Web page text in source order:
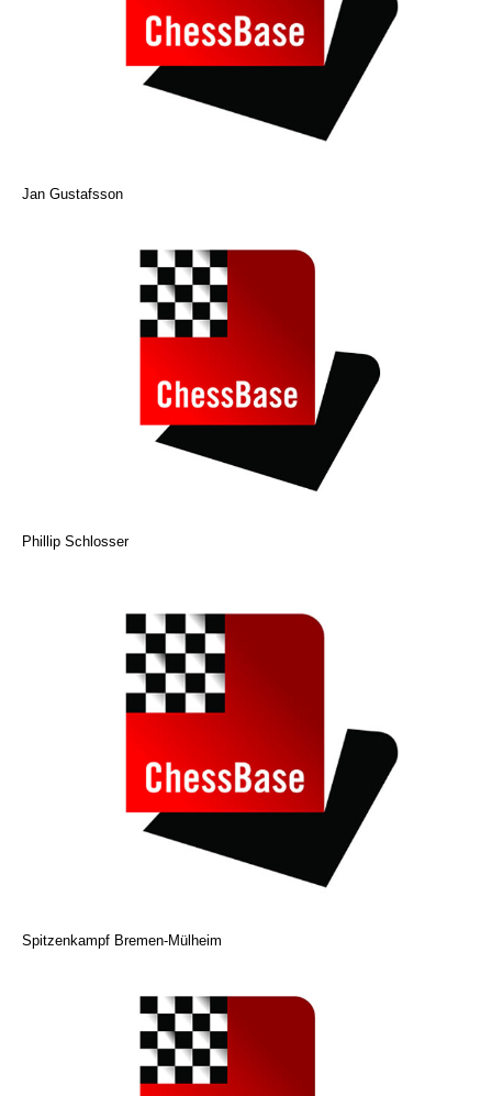
Jan Gustafsson
Phillip Schlosser
Spitzenkampf Bremen-Mülheim